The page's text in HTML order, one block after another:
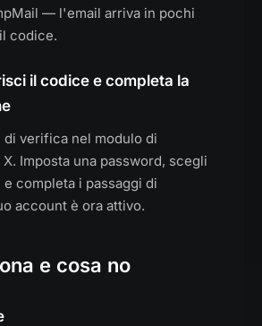
— l'email arriva in pochi
codice.
il codice e completa la
verifica nel modulo di
Imposta una password, scegli
completa i passaggi di
account è ora attivo.
e cosa no